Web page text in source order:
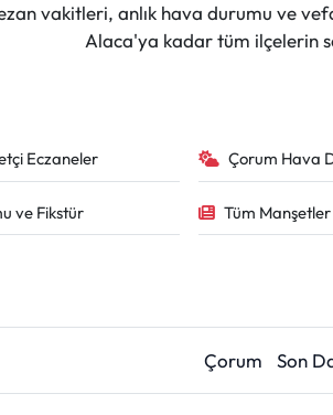
vakitleri, anlık hava durumu ve
Alaca'ya kadar tüm ilçelerin
Eczaneler Çorum Hava
ve Fikstür Tüm Manşetler
Çorum Son